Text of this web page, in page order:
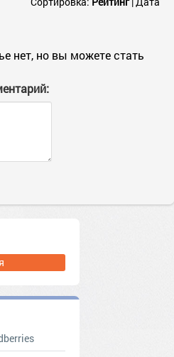
нет, но вы можете стать